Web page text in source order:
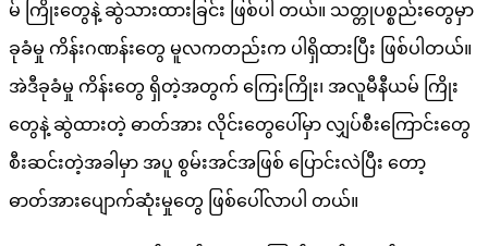
မ် ကြိုးတွေနဲ့ ဆွဲသားထားခြင်း ဖြစ်ပါ တယ်။ သတ္တုပစ္စည်းတွေမှာ
ခုခံမှု ကိန်းဂဏန်းတွေ မူလကတည်းက ပါရှိထားပြီး ဖြစ်ပါတယ်။
အဲဒီခုခံမှု ကိန်းတွေ ရှိတဲ့အတွက် ကြေးကြိုး၊ အလူမီနီယမ် ကြိုး
တွေနဲ့ ဆွဲထားတဲ့ ဓာတ်အား လိုင်းတွေပေါ်မှာ လျှပ်စီးကြောင်းတွေ
စီးဆင်းတဲ့အခါမှာ အပူ စွမ်းအင်အဖြစ် ပြောင်းလဲပြီး တော့
ဓာတ်အားပျောက်ဆုံးမှုတွေ ဖြစ်ပေါ်လာပါ တယ်။